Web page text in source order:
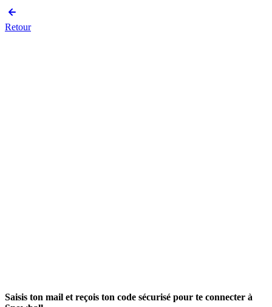
Retour
Saisis ton mail et reçois ton code sécurisé pour te connecter à